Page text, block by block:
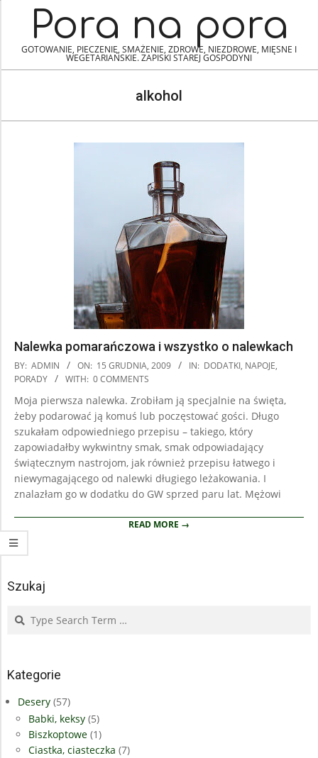
content
NavigationPora na pora
GOTOWANIE, PIECZENIE, SMAŻENIE, ZDROWE, NIEZDROWE, MIĘSNE I
WEGETARIAŃSKIE. ZAPISKI STAREJ GOSPODYNI
alkohol
Nalewka pomarańczowa i wszystko o nalewkach
2009-
12-
BY: ADMIN ON: 15 GRUDNIA, 2009 IN: DODATKI, NAPOJE,
PORADY
WITH: 0 COMMENTS
Moja pierwsza nalewka. Zrobiłam ją specjalnie na święta,
żeby podarować ją komuś lub poczęstować gości. Długo
szukałam odpowiedniego przepisu – takiego, który
zapowiadałby wykwintny smak, smak odpowiadający
świątecznym nastrojom, jak również przepisu łatwego i
niewymagającego od nalewki długiego leżakowania. I
znalazłam go w dodatku do GW sprzed paru lat. Mężowi
READ MORE →
Szukaj
Search
Kategorie
Desery (57)
Babki, keksy (5)
Biszkoptowe (1)
Ciastka, ciasteczka (7)